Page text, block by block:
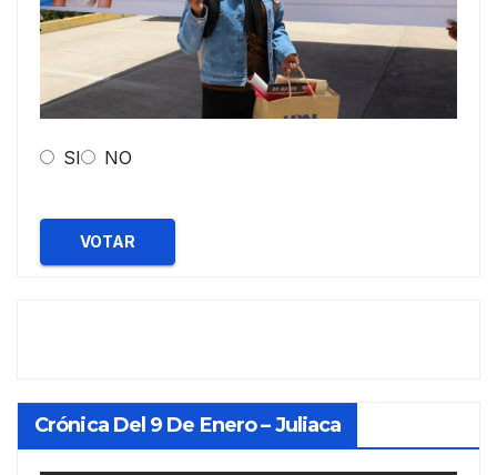
SI NO
VOTAR
Crónica Del 9 De Enero – Juliaca